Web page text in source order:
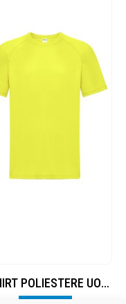
T-SHIRT POLIESTERE UOMO – GIALLO FLUO